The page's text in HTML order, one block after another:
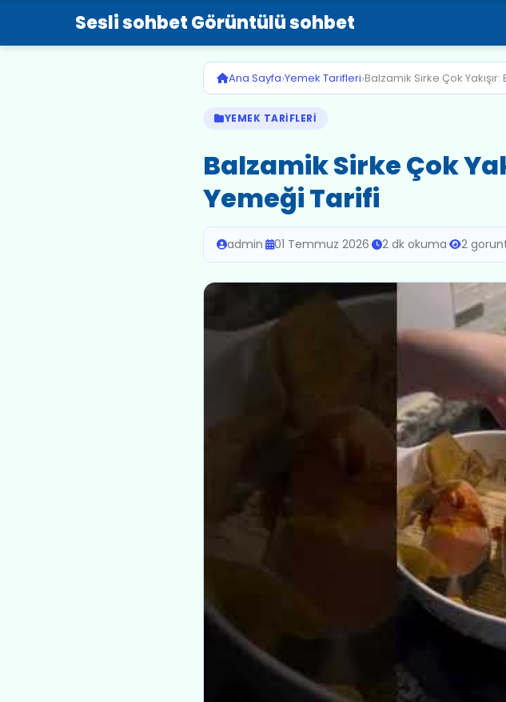
Sesli sohbet Görüntülü sohbet
Ana Sayfa›Yemek Tarifleri›Balzamik Sirke Çok
YEMEK TARIFLERI
Balzamik Sirke Çok
Yemeği Tarifi
admin· 01 Temmuz 2026· 2 dk okuma· 2